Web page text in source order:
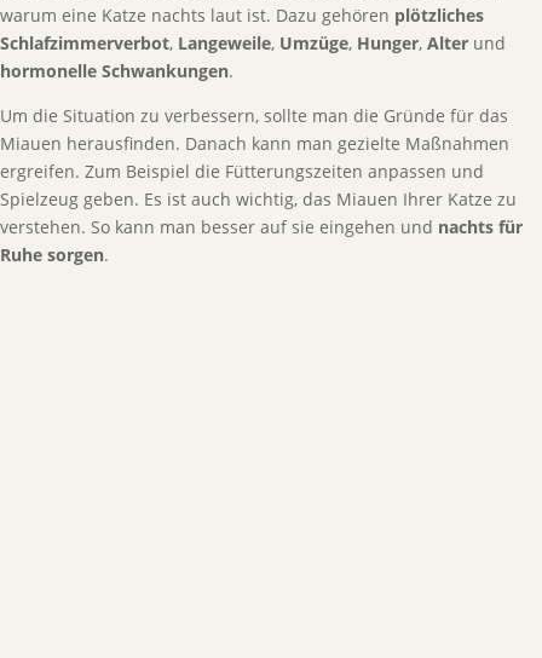
warum eine Katze nachts laut ist. Dazu gehören plötzliches
Schlafzimmerverbot, Langeweile, Umzüge, Hunger, Alter und
hormonelle Schwankungen.
Um die Situation zu verbessern, sollte man die Gründe für das
Miauen herausfinden. Danach kann man gezielte Maßnahmen
ergreifen. Zum Beispiel die Fütterungszeiten anpassen und
Spielzeug geben. Es ist auch wichtig, das Miauen Ihrer Katze zu
verstehen. So kann man besser auf sie eingehen und nachts für
Ruhe sorgen.